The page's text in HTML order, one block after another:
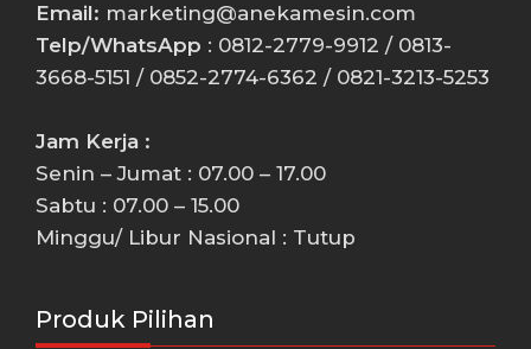
Email: marketing@anekamesin.com
Telp/WhatsApp : 0812-2779-9912 / 0813-
3668-5151 / 0852-2774-6362 / 0821-3213-5253
Jam Kerja :
Senin – Jumat : 07.00 – 17.00
Sabtu : 07.00 – 15.00
Minggu/ Libur Nasional : Tutup
Produk Pilihan